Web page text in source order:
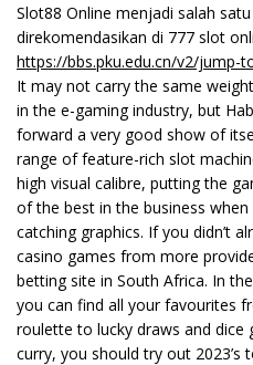
Slot88 Online menjadi salah
direkomendasikan di 777 slot
https://bbs.pku.edu.cn/v2/jump-
It may not carry the same
in the e-gaming industry, but
forward a very good show of
range of feature-rich slot
high visual calibre, putting the
of the best in the business
catching graphics. If you didn’t
casino games from more
betting site in South Africa. In
you can find all your favourites
roulette to lucky draws and
curry, you should try out 2023’s